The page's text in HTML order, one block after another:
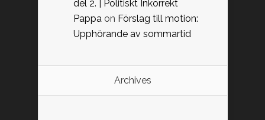
del 2. | Politiskt Inkorrekt
Pappa on Förslag till motion:
Upphörande av sommartid
Archives